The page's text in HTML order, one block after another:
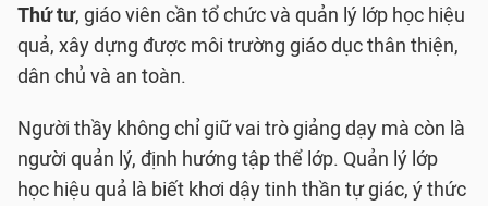
Thứ tư, giáo viên cần tổ chức và quản lý lớp học hiệu
quả, xây dựng được môi trường giáo dục thân thiện,
dân chủ và an toàn.
Người thầy không chỉ giữ vai trò giảng dạy mà còn là
người quản lý, định hướng tập thể lớp. Quản lý lớp
học hiệu quả là biết khơi dậy tinh thần tự giác, ý thức